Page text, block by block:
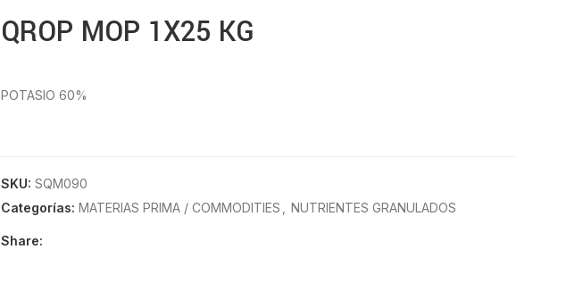
QROP MOP 1X25 KG
POTASIO 60%
SKU: SQM090
Categorías: MATERIAS PRIMA / COMMODITIES NUTRIENTES GRANULADOS
Share: